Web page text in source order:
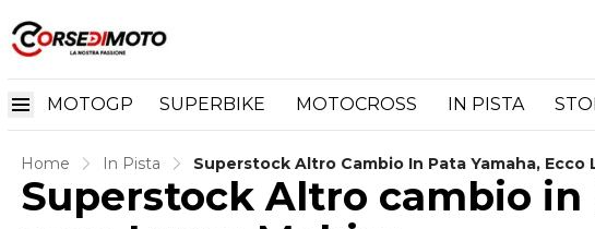
MOTOGP SUPERBIKE MOTOCROSS IN PISTA
Home In Pista Superstock Altro Cambio In Pata Yamaha, Ecco
Superstock Altro cambio in